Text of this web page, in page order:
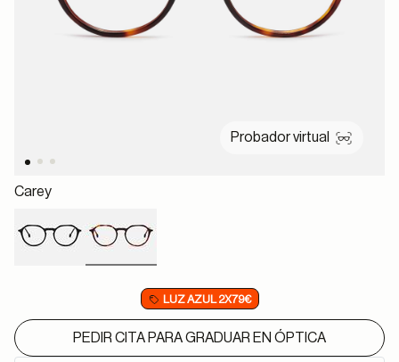
Probador virtual
Carey
LUZ AZUL 2X79€
PEDIR CITA PARA GRADUAR EN ÓPTICA